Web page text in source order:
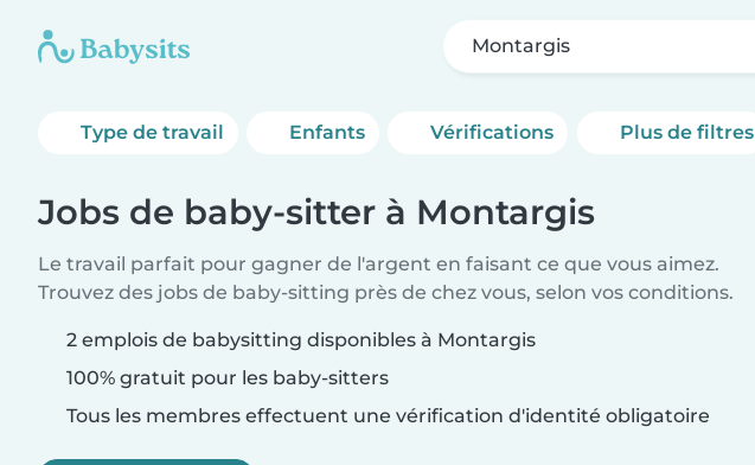
Montargis
Type de travail Enfants Vérifications Plus de filtres
Jobs de baby-sitter à Montargis
Le travail parfait pour gagner de l'argent en faisant ce que vous aimez.
Trouvez des jobs de baby-sitting près de chez vous, selon vos conditions.
2 emplois de babysitting disponibles à Montargis
100% gratuit pour les baby-sitters
Tous les membres effectuent une vérification d'identité obligatoire